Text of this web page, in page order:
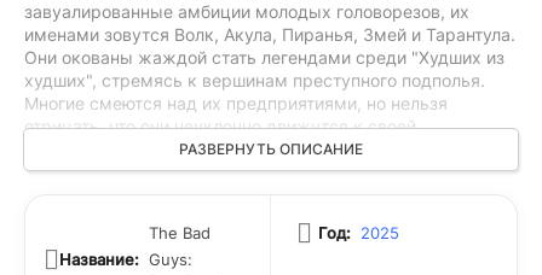
завуалированные амбиции молодых головорезов, их
именами зовутся Волк, Акула, Пиранья, Змей и Тарантула.
Они окованы жаждой стать легендами среди "Худших из
худших", стремясь к вершинам преступного подполья.
Многие смеются над их предприятиями, но нельзя
отрицать, что они неуклонно движутся к своей
судьбоносной цели. Акула с легкостью находит выход из
сложнейших ситуаций, Пиранья известна своим
ткет свои интриги. В этой опасной игре никто не может
предугадать исход событий, ведь каждый из них мечтает
РАЗВЕРНУТЬ ОПИСАНИЕ
Название:
The Bad
Guys:
Год: 2025